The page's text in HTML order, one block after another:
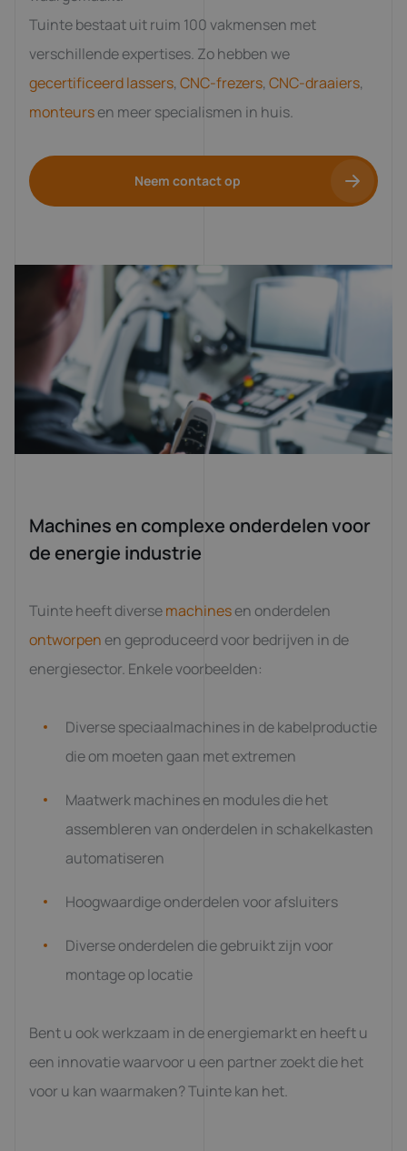
Tuinte bestaat uit ruim 100 vakmensen met
verschillende expertises. Zo hebben we
gecertificeerd lassers, CNC-frezers, CNC-draaiers,
monteursen meer specialismen in huis.
Neem contact op
Machines en complexe onderdelen voor
de energie industrie
Tuinte heeft diversemachinesen onderdelen
ontworpen en geproduceerd voor bedrijven in de
energiesector. Enkele voorbeelden:
Diverse speciaalmachines in de kabelproductie
die om moeten gaan met extremen
Maatwerk machines en modules die het
assembleren van onderdelen in schakelkasten
automatiseren
Hoogwaardige onderdelen voor afsluiters
Diverse onderdelen die gebruikt zijn voor
montage op locatie
Bent u ook werkzaam in de energiemarkt en heeft u
een innovatie waarvoor u een partner zoekt die het
voor u kan waarmaken? Tuinte kan het.